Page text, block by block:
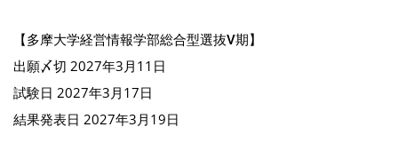
【多摩大学経営情報学部総合型選抜Ⅴ期】
出願〆切 2027年3月11日
試験日 2027年3月17日
結果発表日 2027年3月19日